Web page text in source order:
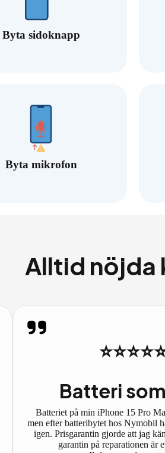
Byta sidoknapp
Byta mikrofon
Alltid nöjda
Batteri
Batteriet på min iPhone 15 Pro
men efter batteribytet hos Nymobil
igen. Prisgarantin gjorde att jag
garantin på reparationen är